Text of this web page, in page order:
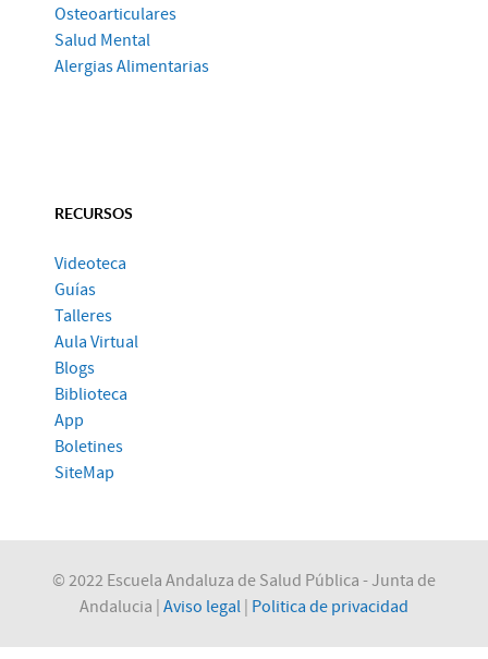
Osteoarticulares
Salud Mental
Alergias Alimentarias
RECURSOS
Videoteca
Guías
Talleres
Aula Virtual
Blogs
Biblioteca
App
Boletines
SiteMap
© 2022 Escuela Andaluza de Salud Pública - Junta de
Andalucia | Aviso legal | Politica de privacidad